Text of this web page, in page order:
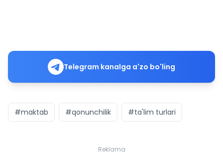
Telegram kanalga a'zo bo'ling
#maktab #qonunchilik #ta'lim turlari
Reklama